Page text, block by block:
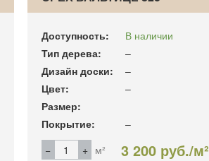
ВЕНГЕ…
Доступность:
В наличии
Тип дерева:
–
Дизайн доски:
–
Цвет:
–
Размер:
Покрытие:
–
м²
3 200 руб./м²